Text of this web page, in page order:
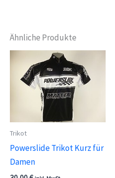
Ähnliche Produkte
Trikot
Powerslide Trikot Kurz für
Damen